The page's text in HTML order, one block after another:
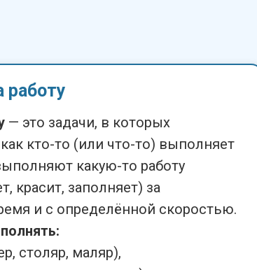
— это задачи, в которых
кто-то (или что-то) выполняет
какую-то работу
красит, заполняет) за
и с определённой скоростью.
столяр, маляр),
работу